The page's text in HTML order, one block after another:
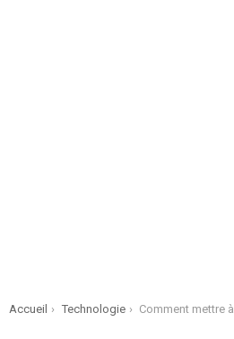
You are here:
Accueil Technologie Comment mettre à jour un jeu sur PS4 automatiquement et manuellement